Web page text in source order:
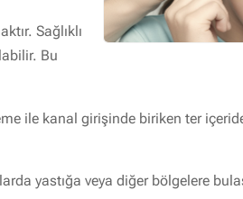
Sağlıklı
Bu
ile kanal girişinde biriken ter
yastığa veya diğer bölgelere